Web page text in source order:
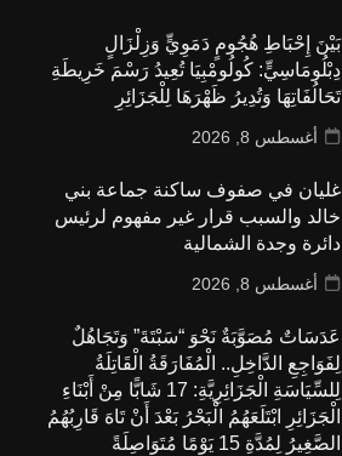
بَيْنَ إِحْبَاطِ هُجُومٍ دَمَوِيٍّ وَزِلْزَالٍ
دِبْلُومَاسِيٍّ: كُولُومْبِيَا تُعِيدُ رَسْمَ خَرِيطَةِ
تَحَالُفَاتِهَا وَتُدِيرُ ظَهْرَهَا لِلْجَزَائِرِ
أغسطس 8, 2026
غليان في صفوف ساكنة جماعة بني
خالد والسبب قرار غير مفهوم لرئيس
دائرة وجدة الشمالية
أغسطس 8, 2026
عَدَسَاتٌ مُصَوَّبَةٌ نَحْوَ “سَبْتَةَ” وَتَجَاهُلٌ
لِفَوَاجِعِ الدَّاخِلِ.. الْمُفَارَقَةُ الْقَاتِلَةُ
لِلسِّيَاسَةِ الْجَزَائِرِيَّةِ: 17 شَابًّا مِنْ أَبْنَاءِ
الْجَزَائِرِ ابْتَلَعَهُمُ الْبَحْرُ بَعْدَ أَنْ تَاهَ قَارِبُهُمُ
الصَّغِيرُ لِمُدَّةِ 15 يَوْمًا مُتَوَاصِلَةً